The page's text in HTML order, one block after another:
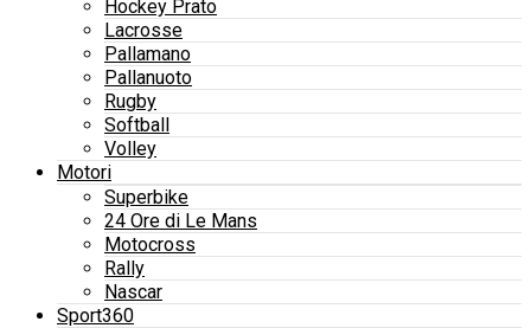
Hockey Prato
Lacrosse
Pallamano
Pallanuoto
Rugby
Softball
Volley
Motori
Superbike
24 Ore di Le Mans
Motocross
Rally
Nascar
Sport360